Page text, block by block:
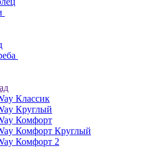
Классик
Круглый
Комфорт
Комфорт Круглый
Комфорт 2